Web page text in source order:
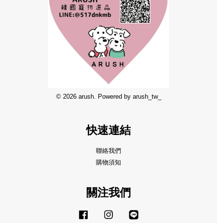
© 2026 arush. Powered by arush_tw_
快速連結
聯絡我們
購物須知
關注我們
Facebook Instagram